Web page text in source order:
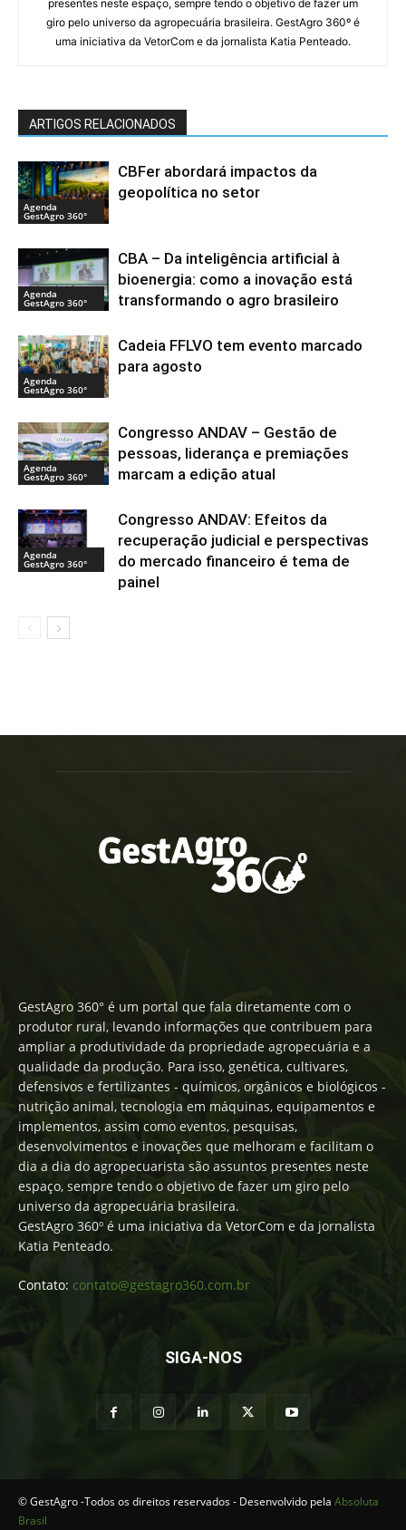
presentes neste espaço, sempre tendo o objetivo de fazer um
giro pelo universo da agropecuária brasileira. GestAgro 360º é
uma iniciativa da VetorCom e da jornalista Katia Penteado.
ARTIGOS RELACIONADOS
Agenda
GestAgro 360°
CBFer abordará impactos da
geopolítica no setor
Agenda
GestAgro 360°
CBA – Da inteligência artificial à
bioenergia: como a inovação está
transformando o agro brasileiro
Agenda
GestAgro 360°
Cadeia FFLVO tem evento marcado
para agosto
Agenda
GestAgro 360°
Congresso ANDAV – Gestão de
pessoas, liderança e premiações
marcam a edição atual
Agenda
GestAgro 360°
Congresso ANDAV: Efeitos da
recuperação judicial e perspectivas
do mercado financeiro é tema de
painel
GestAgro 360° é um portal que fala diretamente com o
produtor rural, levando informações que contribuem para
ampliar a produtividade da propriedade agropecuária e a
qualidade da produção. Para isso, genética, cultivares,
defensivos e fertilizantes - químicos, orgânicos e biológicos -
nutrição animal, tecnologia em máquinas, equipamentos e
implementos, assim como eventos, pesquisas,
desenvolvimentos e inovações que melhoram e facilitam o
dia a dia do agropecuarista são assuntos presentes neste
espaço, sempre tendo o objetivo de fazer um giro pelo
universo da agropecuária brasileira.
GestAgro 360º é uma iniciativa da VetorCom e da jornalista
Katia Penteado.
Contato: contato@gestagro360.com.br
SIGA-NOS
© GestAgro -Todos os direitos reservados - Desenvolvido pela Absoluta
Brasil